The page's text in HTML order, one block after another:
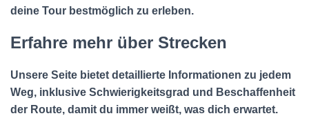
deine Tour bestmöglich zu erleben.
Erfahre mehr über Strecken
Unsere Seite bietet detaillierte Informationen zu jedem
Weg, inklusive Schwierigkeitsgrad und Beschaffenheit
der Route, damit du immer weißt, was dich erwartet.